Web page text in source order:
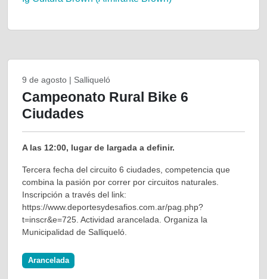
9 de agosto | Salliqueló
Campeonato Rural Bike 6
Ciudades
A las 12:00, lugar de largada a definir.
Tercera fecha del circuito 6 ciudades, competencia que
combina la pasión por correr por circuitos naturales.
Inscripción a través del link:
https://www.deportesydesafios.com.ar/pag.php?
t=inscr&e=725. Actividad arancelada. Organiza la
Municipalidad de Salliqueló.
Arancelada